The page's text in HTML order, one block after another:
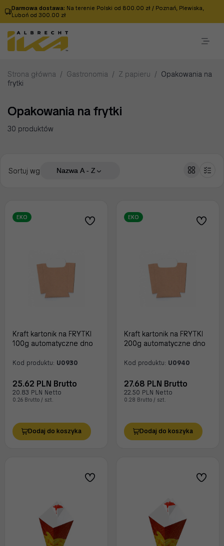
Darmowa dostawa: Na terenie Polski od 800.00 zł / Poznań, Plewiska,
Luboń od 300.00 zł
Strona główna / Gastronomia / Z papieru / Opakowania na
frytki
Opakowania na frytki
30 produktów
Sortuj wg Nazwa A - Z
EKO
Kraft kartonik na FRYTKI
100g automatyczne dno
Kod produktu: U0930
25.62 PLN Brutto
20.83 PLN Netto
0.26 Brutto / szt.
Dodaj do koszyka
EKO
Kraft kartonik na FRYTKI
200g automatyczne dno
Kod produktu: U0940
27.68 PLN Brutto
22.50 PLN Netto
0.28 Brutto / szt.
Dodaj do koszyka